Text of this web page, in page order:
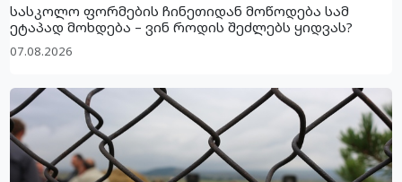
სასკოლო ფორმების ჩინეთიდან მოწოდება სამ
ეტაპად მოხდება – ვინ როდის შეძლებს ყიდვას?
07.08.2026